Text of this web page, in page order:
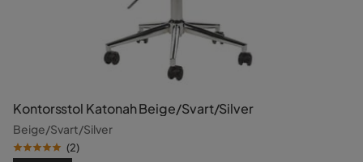
Kontorsstol Katonah Beige/Svart/Silver
Beige/Svart/Silver
(2)